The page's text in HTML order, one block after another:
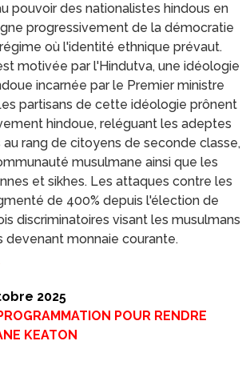
pouvoir des nationalistes hindous en
progressivement de la démocratie
où l'identité ethnique prévaut.
motivée par l'Hindutva, une idéologie
incarnée par le Premier ministre
partisans de cette idéologie prônent
hindoue, reléguant les adeptes
rang de citoyens de seconde classe,
musulmane ainsi que les
et sikhes. Les attaques contre les
de 400% depuis l'élection de
discriminatoires visant les musulmans
devenant monnaie courante.
2025
POUR RENDRE
KEATON